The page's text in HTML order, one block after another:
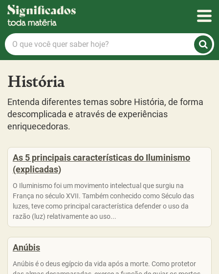
Significados
O
que
você
quer
saber
hoje?
História
Entenda diferentes temas sobre História, de forma
descomplicada e através de experiências
enriquecedoras.
As 5 principais características do Iluminismo
(explicadas)
O Iluminismo foi um movimento intelectual que surgiu na
França no século XVII. Também conhecido como Século das
luzes, teve como principal característica defender o uso da
razão (luz) relativamente ao uso...
Anúbis
Anúbis é o deus egípcio da vida após a morte. Como protetor